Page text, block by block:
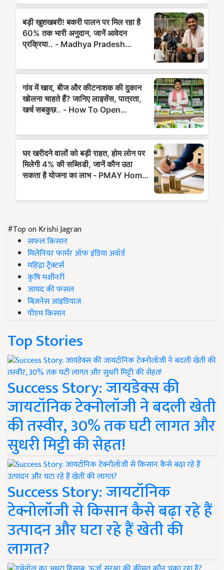
#Top on Krishi Jagran
सफल किसान
मिलेनियर फार्मर ऑफ इंडिया अवॉर्ड
महिंद्रा ट्रैक्टर्स
कृषि मशीनरी
जायद की फसल
बिज़नेस आइडियाज
पीएम किसान
Top Stories
Success Story: जायडेक्स की
जायटॉनिक टेक्नोलॉजी ने बदली खेती
की तस्वीर, 30% तक घटी लागत और
सुधरी मिट्टी की सेहत!
Success Story: जायटॉनिक
टेक्नोलॉजी से किसान कैसे बढ़ा रहे हैं
उत्पादन और घटा रहे हैं खेती की
लागत?